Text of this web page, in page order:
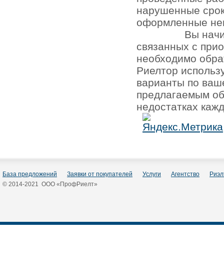
нарушенные
оформленные
Вы
связанных с
необходимо
Риелтор
варианты по
предлагаемым
недостатках
База предложений Заявки от покупателей Услуги Агентство
© 2014-2021 ООО «ПрофРиелт»